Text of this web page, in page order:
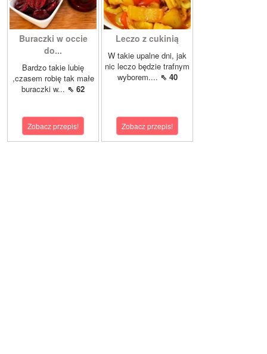
Buraczki w occie
do...
Bardzo takie lubię
,czasem robię tak małe
buraczki w... ⇖ 62
Zobacz przepis!
Leczo z cukinią
W takie upalne dni, jak
nic leczo będzie trafnym
wyborem.... ⇖ 40
Zobacz przepis!